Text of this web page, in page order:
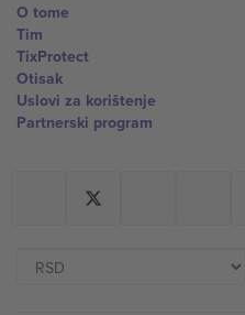
O tome
Tim
TixProtect
Otisak
Uslovi za korištenje
Partnerski program